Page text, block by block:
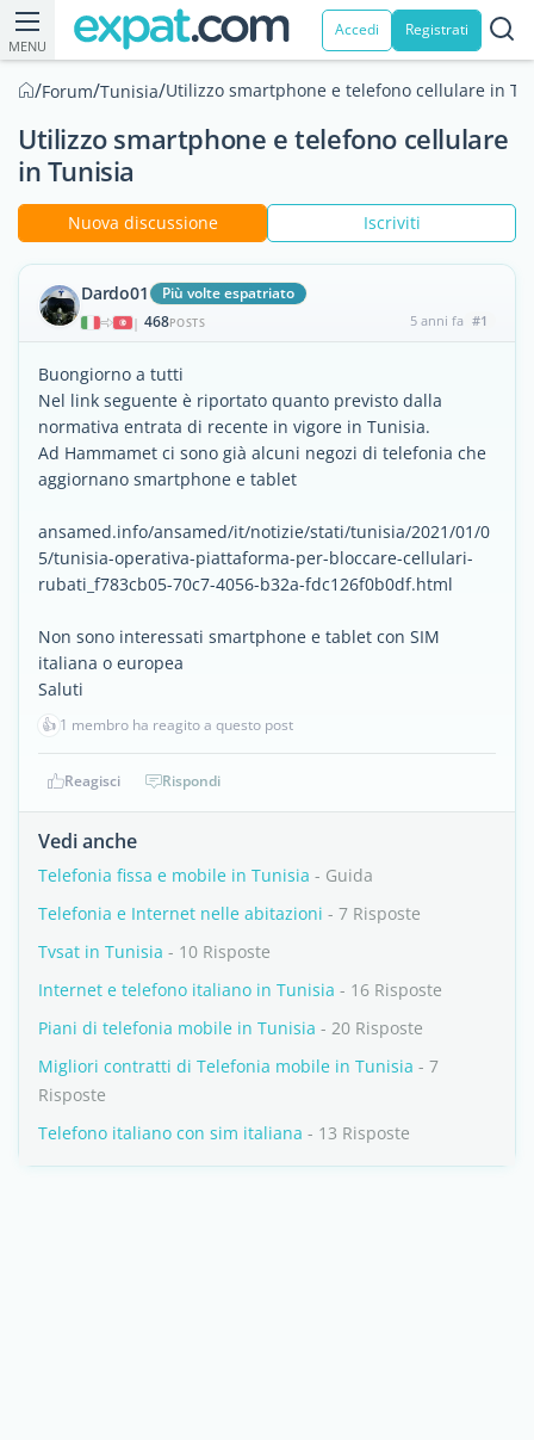
MENU
Accedi Registrati
/Forum/Tunisia/Utilizzo smartphone e telefono cellulare in
Utilizzo smartphone e telefono cellulare
in Tunisia
Nuova discussione Iscriviti
Dardo01 Più volte espatriato
| 468POSTS 5 anni fa #1
Buongiorno a tutti
Nel link seguente è riportato quanto previsto dalla
normativa entrata di recente in vigore in Tunisia.
Ad Hammamet ci sono già alcuni negozi di telefonia che
aggiornano smartphone e tablet
ansamed.info/ansamed/it/notizie/stati/tunisia/2021/01/0
5/tunisia-operativa-piattaforma-per-bloccare-cellulari-
rubati_f783cb05-70c7-4056-b32a-fdc126f0b0df.html
Non sono interessati smartphone e tablet con SIM
italiana o europea
Saluti
👍 1 membro ha reagito a questo post
Reagisci Rispondi
Vedi anche
Telefonia fissa e mobile in Tunisia - Guida
Telefonia e Internet nelle abitazioni - 7 Risposte
Tvsat in Tunisia - 10 Risposte
Internet e telefono italiano in Tunisia - 16 Risposte
Piani di telefonia mobile in Tunisia - 20 Risposte
Migliori contratti di Telefonia mobile in Tunisia - 7
Risposte
Telefono italiano con sim italiana - 13 Risposte